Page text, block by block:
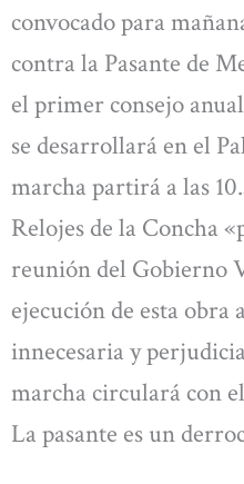
convocado para
contra la Pasante de
el primer consejo
se desarrollará en el
marcha partirá a las
Relojes de la Concha
reunión del Gobierno
ejecución de esta obra
innecesaria y
marcha circulará con
La pasante es un